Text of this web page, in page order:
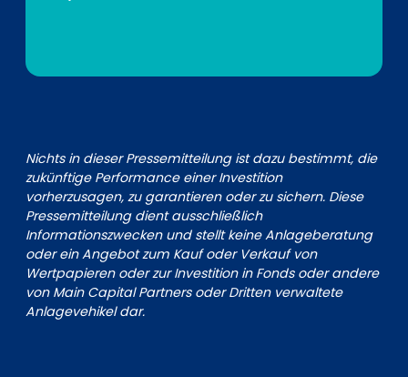
Nichts in dieser Pressemitteilung ist dazu bestimmt, die
zukünftige Performance einer Investition
vorherzusagen, zu garantieren oder zu sichern. Diese
Pressemitteilung dient ausschließlich
Informationszwecken und stellt keine Anlageberatung
oder ein Angebot zum Kauf oder Verkauf von
Wertpapieren oder zur Investition in Fonds oder andere
von Main Capital Partners oder Dritten verwaltete
Anlagevehikel dar.